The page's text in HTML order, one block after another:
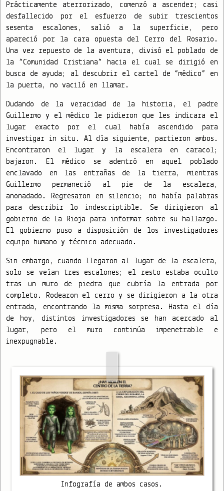
Prácticamente aterrorizado, comenzó a ascender; casi
desfallecido por el esfuerzo de subir trescientos
sesenta escalones, salió a la superficie, pero
apareció por la cara opuesta del Cerro del Rosario.
Una vez repuesto de la aventura, divisó el poblado de
la “Comunidad Cristiana” hacia el cual se dirigió en
busca de ayuda; al descubrir el cartel de “médico” en
la puerta, no vaciló en llamar.
Dudando de la veracidad de la historia, el padre
Guillermo y el médico le pidieron que les indicara el
lugar exacto por el cual había ascendido para
investigar in situ. Al día siguiente, partieron ambos.
Encontraron el lugar y la escalera en caracol;
bajaron. El médico se adentró en aquel poblado
enclavado en las entrañas de la tierra, mientras
Guillermo permaneció al pie de la escalera,
anonadado. Regresaron en silencio; no había palabras
para describir lo indescriptible. Se dirigieron al
gobierno de La Rioja para informar sobre su hallazgo.
El gobierno puso a disposición de los investigadores
equipo humano y técnico adecuado.
Sin embargo, cuando llegaron al lugar de la escalera,
solo se veían tres escalones; el resto estaba oculto
tras un muro de piedra que cubría la entrada por
completo. Rodearon el cerro y se dirigieron a la otra
entrada, encontrando la misma sorpresa. Hasta el día
de hoy, distintos investigadores se han acercado al
lugar, pero el muro continúa impenetrable e
inexpugnable.
Infografía de ambos casos.